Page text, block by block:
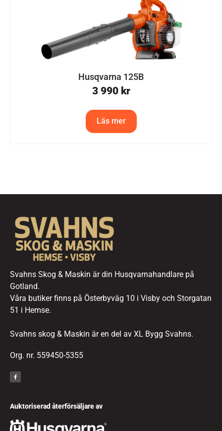
Husqvarna 125B
3 990 kr
Läs mer
Svahns Skog & Maskin är din Husqvarnahandlare på
Gotland.
Våra butiker finns på Österbyväg 10 i Visby och Storgatan
51 i Hemse.
Svahns skog & Maskin är en del av XL Bygg Svahns.
Org. nr. 559450-5355
Auktoriserad återförsäljare av